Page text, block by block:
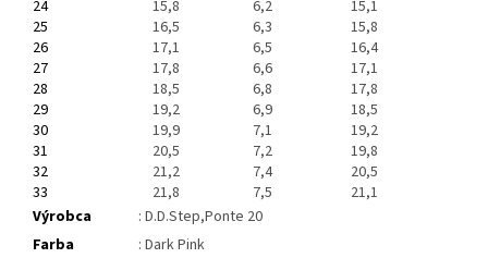
24
25
26
27
28
29
30
31
32
33
15,8
16,5
17,1
17,8
18,5
19,2
19,9
20,5
21,2
21,8
6,2
6,3
6,5
6,6
6,8
6,9
7,1
7,2
7,4
7,5
15,1
15,8
16,4
17,1
17,8
18,5
19,2
19,8
20,5
21,1
Výrobca
: D.D.Step,Ponte 20
Farba
: Dark Pink